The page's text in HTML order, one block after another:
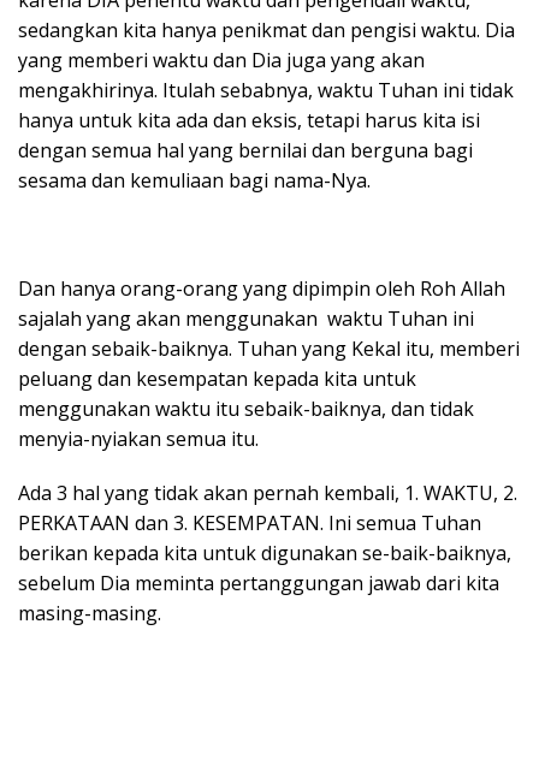
sedangkan kita hanya penikmat dan pengisi waktu. Dia
yang memberi waktu dan Dia juga yang akan
mengakhirinya. Itulah sebabnya, waktu Tuhan ini tidak
hanya untuk kita ada dan eksis, tetapi harus kita isi
dengan semua hal yang bernilai dan berguna bagi
sesama dan kemuliaan bagi nama-Nya.
Dan hanya orang-orang yang dipimpin oleh Roh Allah
sajalah yang akan menggunakan waktu Tuhan ini
dengan sebaik-baiknya. Tuhan yang Kekal itu, memberi
peluang dan kesempatan kepada kita untuk
menggunakan waktu itu sebaik-baiknya, dan tidak
menyia-nyiakan semua itu.
Ada 3 hal yang tidak akan pernah kembali, 1. WAKTU, 2.
PERKATAAN dan 3. KESEMPATAN. Ini semua Tuhan
berikan kepada kita untuk digunakan se-baik-baiknya,
sebelum Dia meminta pertanggungan jawab dari kita
masing-masing.